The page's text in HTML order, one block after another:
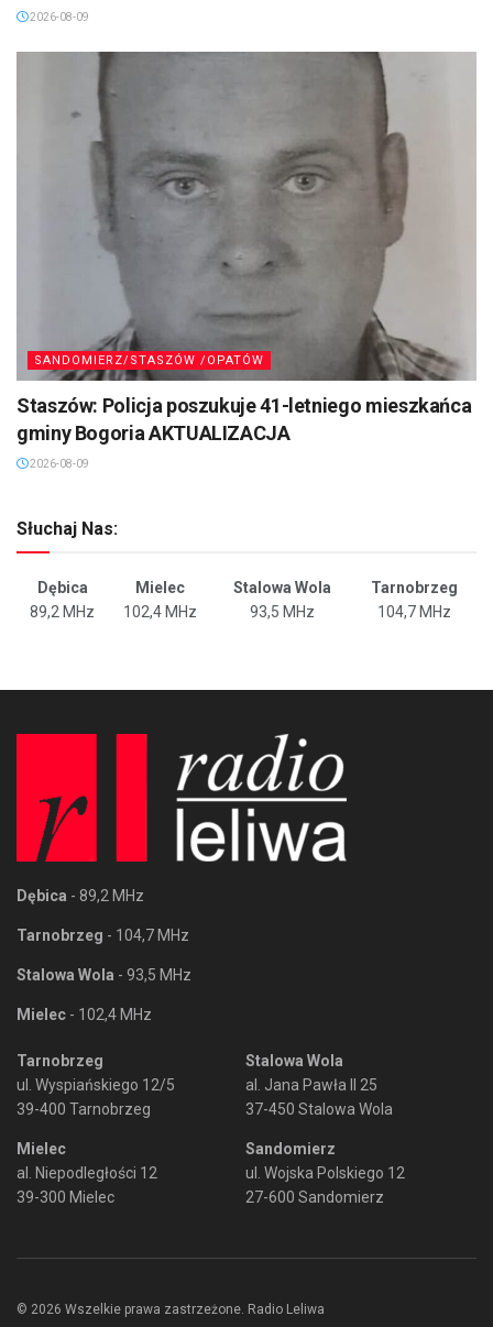
2026-08-09
SANDOMIERZ/STASZÓW /OPATÓW
Staszów: Policja poszukuje 41-letniego mieszkańca
gminy Bogoria AKTUALIZACJA
2026-08-09
Słuchaj Nas:
Dębica Mielec Stalowa Wola
Tarnobrzeg
89,2 MHz
102,4 MHz 93,5 MHz 104,7 MHz
Dębica - 89,2 MHz
Tarnobrzeg - 104,7 MHz
Stalowa Wola - 93,5 MHz
Mielec - 102,4 MHz
Tarnobrzeg
ul. Wyspiańskiego 12/5
39-400 Tarnobrzeg
Mielec
al. Niepodległości 12
39-300 Mielec
Stalowa Wola
al. Jana Pawła II 25
37-450 Stalowa Wola
Sandomierz
ul. Wojska Polskiego 12
27-600 Sandomierz
© 2026 Wszelkie prawa zastrzeżone. Radio Leliwa